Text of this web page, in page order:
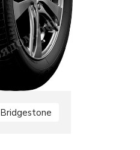
Bridgestone